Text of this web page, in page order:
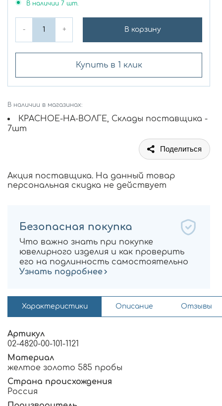
В наличии 7 шт.
- + В корзину
Купить в 1 клик
В наличии в магазинах:
КРАСНОЕ-НА-ВОЛГЕ, Склады поставщика -
7шт
Поделиться
Акция поставщика. На данный товар
персональная скидка не действует
Безопасная покупка
Что важно знать при покупке
ювелирного изделия и как проверить
его на подлинность самостоятельно
Узнать подробнее
Характеристики Описание Отзывы
Артикул
02-4820-00-101-1121
Материал
желтое золото 585 пробы
Страна происхождения
Россия